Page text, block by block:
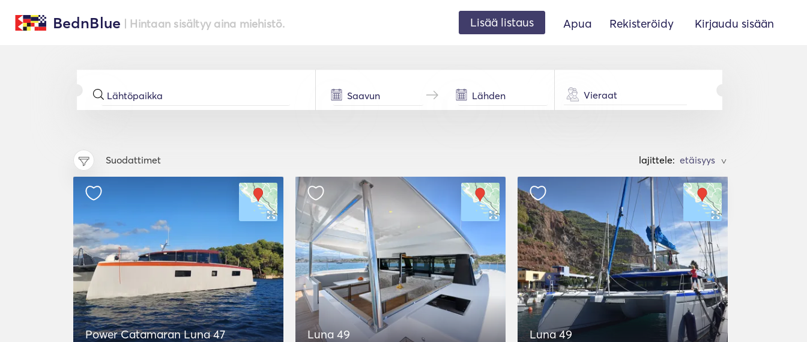
BednBlue | Hintaan sisältyy aina miehistö. Lisää listaus Apua Rekisteröidy Kirjaudu sisään
Vieraat
Suodattimet lajittele: >
Power Catamaran Luna 47 Luna 49 Luna 49